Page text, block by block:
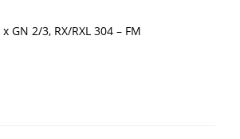
GN 2/3, RX/RXL 304 – FM